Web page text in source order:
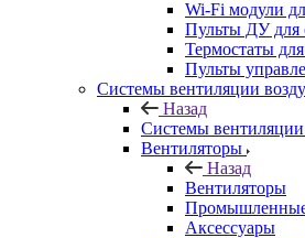
Wi-Fi модули
Пульты ДУ для
Термостаты
Пульты
Системы вентиляции
Назад
Системы вентиляции
Вентиляторы
Назад
Вентиляторы
Аксессуары